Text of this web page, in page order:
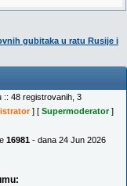
gubitaka u ratu Rusije i
:: 48 registrovanih, 3
] [ Supermoderator]
16981 - dana 24 Jun 2026